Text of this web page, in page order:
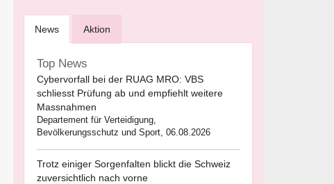
News Aktion
Top News
Cybervorfall bei der RUAG MRO: VBS
schliesst Prüfung ab und empfiehlt weitere
Massnahmen
Departement für Verteidigung,
Bevölkerungsschutz und Sport, 06.08.2026
Trotz einiger Sorgenfalten blickt die Schweiz
zuversichtlich nach vorne